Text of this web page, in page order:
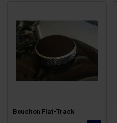
Bouchon Flat-Track